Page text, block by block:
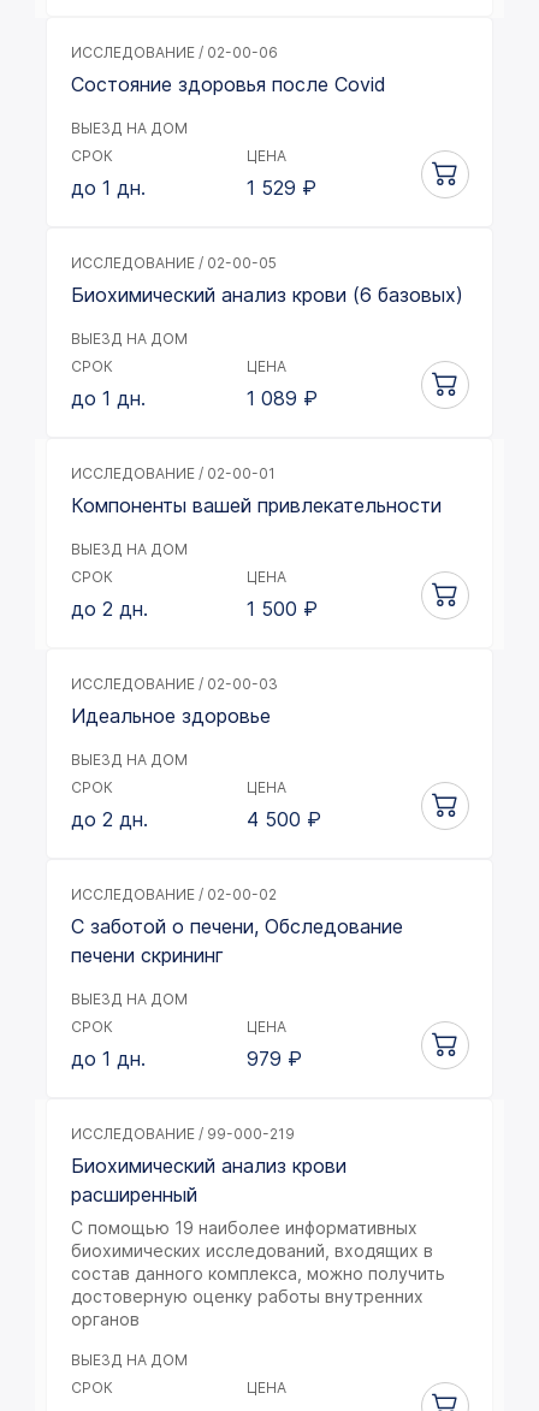
ИССЛЕДОВАНИЕ / 02-00-06
Состояние здоровья после Covid
ВЫЕЗД НА ДОМ
СРОК
до 1 дн.
ЦЕНА
1 529 ₽
ИССЛЕДОВАНИЕ / 02-00-05
Биохимический анализ крови (6 базовых)
ВЫЕЗД НА ДОМ
СРОК
до 1 дн.
ЦЕНА
1 089 ₽
ИССЛЕДОВАНИЕ / 02-00-01
Компоненты вашей привлекательности
ВЫЕЗД НА ДОМ
СРОК
до 2 дн.
ЦЕНА
1 500 ₽
ИССЛЕДОВАНИЕ / 02-00-03
Идеальное здоровье
ВЫЕЗД НА ДОМ
СРОК
до 2 дн.
ЦЕНА
4 500 ₽
ИССЛЕДОВАНИЕ / 02-00-02
С заботой о печени, Обследование
печени скрининг
ВЫЕЗД НА ДОМ
СРОК
до 1 дн.
ЦЕНА
979 ₽
ИССЛЕДОВАНИЕ / 99-000-219
Биохимический анализ крови
расширенный
С помощью 19 наиболее информативных
биохимических исследований, входящих в
состав данного комплекса, можно получить
достоверную оценку работы внутренних
органов
ВЫЕЗД НА ДОМ
СРОК
ЦЕНА